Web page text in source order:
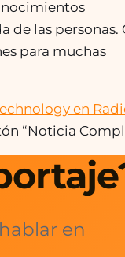
de las personas.
para muchas
en
“Noticia
en